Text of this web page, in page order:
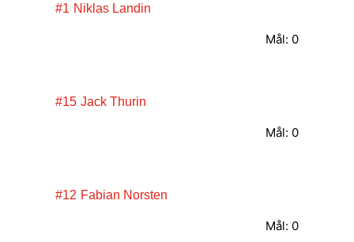
#1 Niklas Landin
Mål: 0
#15 Jack Thurin
Mål: 0
#12 Fabian Norsten
Mål: 0